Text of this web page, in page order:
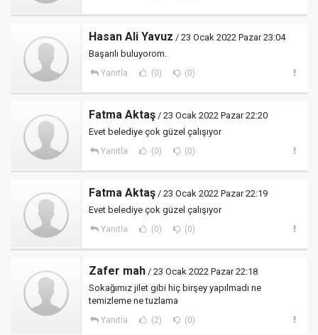
Hasan Ali Yavuz / 23 Ocak 2022 Pazar 23:04
Başarılı buluyorom.
Yanıtla (0) (0)
Fatma Aktaş / 23 Ocak 2022 Pazar 22:20
Evet belediye çok güzel çalışıyor
Yanıtla (0) (0)
Fatma Aktaş / 23 Ocak 2022 Pazar 22:19
Evet belediye çok güzel çalışıyor
Yanıtla (0) (0)
Zafer mah / 23 Ocak 2022 Pazar 22:18
Sokağımız jilet gibi hiç birşey yapılmadı ne
temizleme ne tuzlama
Yanıtla (2) (0)